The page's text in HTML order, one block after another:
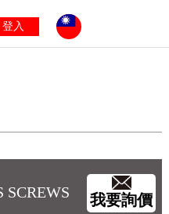
登入
SCREWS
我要詢價